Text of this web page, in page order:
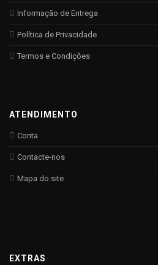
Informação de Entrega
Política de Privacidade
Termos e Condições
ATENDIMENTO
Conta
Contacte-nos
Mapa do site
EXTRAS